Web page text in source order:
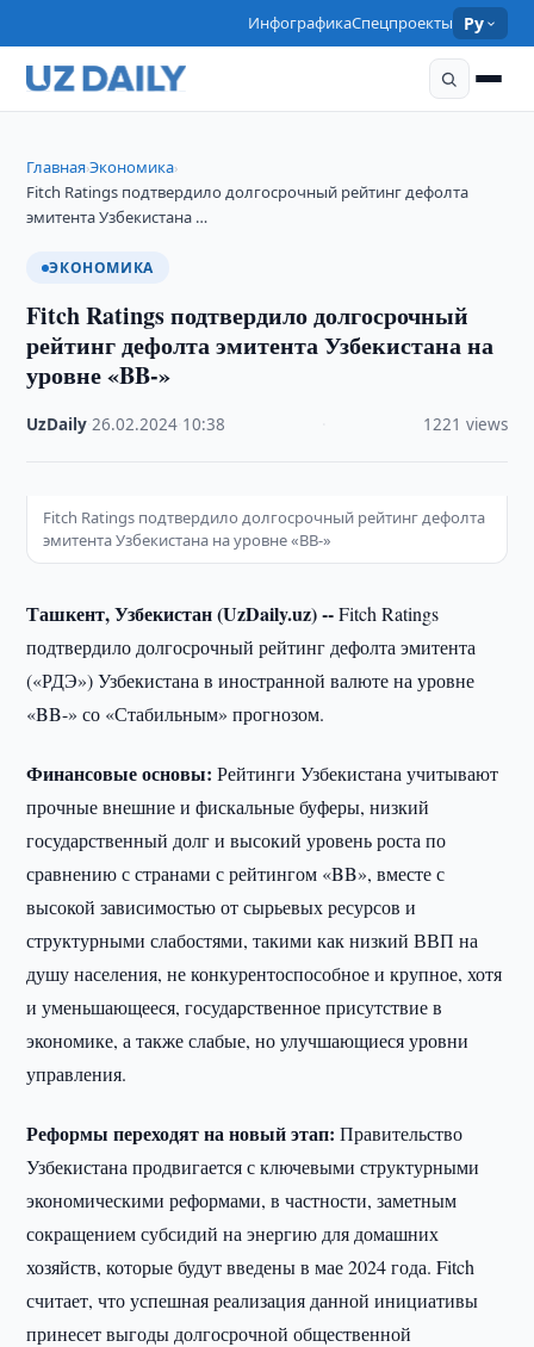
ИнфографикаСпецпроекты Ру
Главная›Экономика›
Fitch Ratings подтвердило долгосрочный рейтинг дефолта
эмитента Узбекистана …
ЭКОНОМИКА
Fitch Ratings подтвердило долгосрочный
рейтинг дефолта эмитента Узбекистана на
уровне «BB-»
UzDaily ·26.02.2024 10:38 1221 views
Fitch Ratings подтвердило долгосрочный рейтинг дефолта
эмитента Узбекистана на уровне «BB-»
Ташкент, Узбекистан (UzDaily.uz) --Fitch Ratings
подтвердило долгосрочный рейтинг дефолта эмитента
(«РДЭ») Узбекистана в иностранной валюте на уровне
«BB-» со «Стабильным» прогнозом.
Финансовые основы:Рейтинги Узбекистана учитывают
прочные внешние и фискальные буферы, низкий
государственный долг и высокий уровень роста по
сравнению с странами с рейтингом «BB», вместе с
высокой зависимостью от сырьевых ресурсов и
структурными слабостями, такими как низкий ВВП на
душу населения, не конкурентоспособное и крупное, хотя
и уменьшающееся, государственное присутствие в
экономике, а также слабые, но улучшающиеся уровни
управления.
Реформы переходят на новый этап: Правительство
Узбекистана продвигается с ключевыми структурными
экономическими реформами, в частности, заметным
сокращением субсидий на энергию для домашних
хозяйств, которые будут введены в мае 2024 года. Fitch
считает, что успешная реализация данной инициативы
принесет выгоды долгосрочной общественной